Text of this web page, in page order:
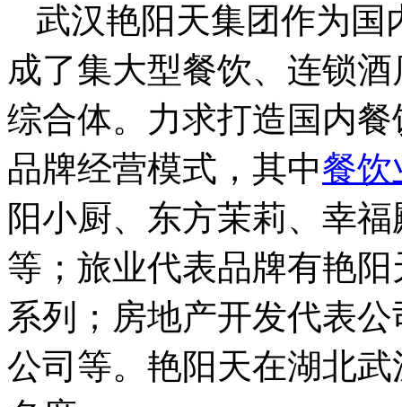
武汉艳阳天集团作为国
成了集大型餐饮、连锁
综合体。力求打造国内
品牌经营模式，其中餐饮
阳小厨、东方茉莉、幸
等；旅业代表品牌有艳
系列；房地产开发代表
公司等。艳阳天在湖北